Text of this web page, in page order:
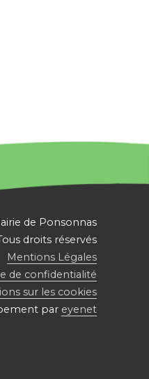
de Ponsonnas
droits réservés
Mentions Légales
de confidentialité
sur les cookies
par eyenet